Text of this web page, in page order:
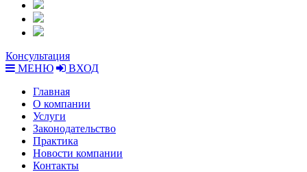
Консультация
МЕНЮ
ВХОД
Главная
О компании
Услуги
Законодательство
Практика
Новости компании
Контакты